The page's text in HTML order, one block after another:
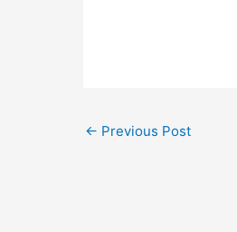
← Previous Post